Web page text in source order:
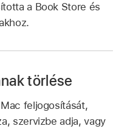
a Book Store és
törlése
feljogosítását,
szervizbe adja, vagy